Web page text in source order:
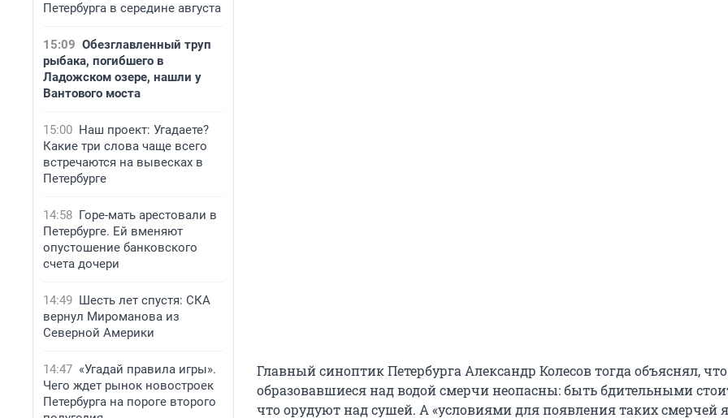
Петербурга в середине августа
15:09 Обезглавленный труп
рыбака, погибшего в
Ладожском озере, нашли у
Вантового моста
15:00 Наш проект: Угадаете?
Какие три слова чаще всего
встречаются на вывесках в
Петербурге
14:58 Горе-мать арестовали в
Петербурге. Ей вменяют
опустошение банковского
счета дочери
14:49 Шесть лет спустя: СКА
вернул Мироманова из
Северной Америки
14:47 «Угадай правила игры».
Чего ждет рынок новостроек
Петербурга на пороге второго
Главный синоптик Петербурга Александр Колесов тогда объяснял, что
образовавшиеся над водой смерчи неопасны: быть бдительными
что орудуют над сушей. А «условиями для появления таких смерчей